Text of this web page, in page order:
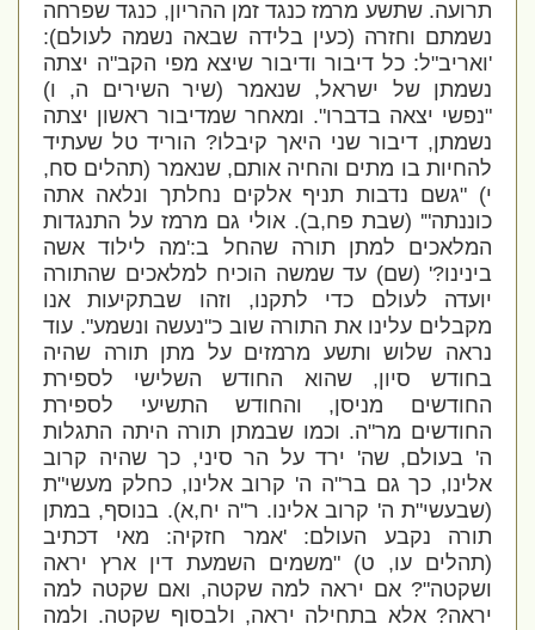
תרועה. שתשע מרמז כנגד זמן ההריון, כנגד שפרחה
נשמתם וחזרה (כעין בלידה שבאה נשמה לעולם):
'ואריב"ל: כל דיבור ודיבור שיצא מפי הקב"ה יצתה
נשמתן של ישראל, שנאמר (שיר השירים ה, ו)
"נפשי יצאה בדברו". ומאחר שמדיבור ראשון יצתה
נשמתן, דיבור שני היאך קיבלו? הוריד טל שעתיד
להחיות בו מתים והחיה אותם, שנאמר (תהלים סח,
י) "גשם נדבות תניף אלקים נחלתך ונלאה אתה
כוננתה"' (שבת פח,ב). אולי גם מרמז על התנגדות
המלאכים למתן תורה שהחל ב:'מה לילוד אשה
בינינו?' (שם) עד שמשה הוכיח למלאכים שהתורה
יועדה לעולם כדי לתקנו, וזהו שבתקיעות אנו
מקבלים עלינו את התורה שוב כ"נעשה ונשמע". עוד
נראה שלוש ותשע מרמזים על מתן תורה שהיה
בחודש סיון, שהוא החודש השלישי לספירת
החודשים מניסן, והחודש התשיעי לספירת
החודשים מר"ה. וכמו שבמתן תורה היתה התגלות
ה' בעולם, שה' ירד על הר סיני, כך שהיה קרוב
אלינו, כך גם בר"ה ה' קרוב אלינו, כחלק מעשי"ת
(שבעשי"ת ה' קרוב אלינו. ר"ה יח,א). בנוסף, במתן
תורה נקבע העולם: 'אמר חזקיה: מאי דכתיב
(תהלים עו, ט) "משמים השמעת דין ארץ יראה
ושקטה"? אם יראה למה שקטה, ואם שקטה למה
יראה? אלא בתחילה יראה, ולבסוף שקטה. ולמה